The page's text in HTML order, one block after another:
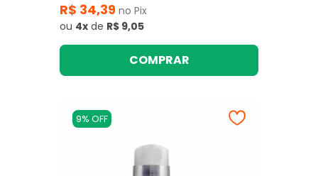
R$ 34,39 no Pix
ou 4x de R$ 9,05
COMPRAR
9% OFF